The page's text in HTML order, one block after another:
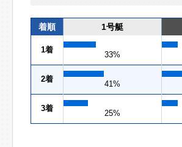
着順 1号艇
1着
33%
2着
41%
3着
25%